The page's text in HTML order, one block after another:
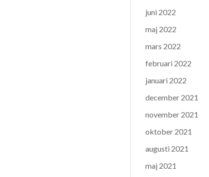
juni 2022
maj 2022
mars 2022
februari 2022
januari 2022
december 2021
november 2021
oktober 2021
augusti 2021
maj 2021